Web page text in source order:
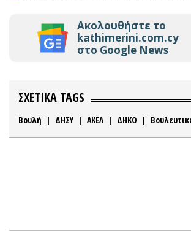
Ακολουθήστε το
kathimerini.com.cy
στο Google News
ΣΧΕΤΙΚΑ TAGS
Βουλή | ΔΗΣΥ | ΑΚΕΛ | ΔΗΚΟ |